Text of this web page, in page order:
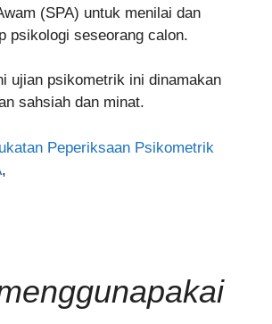
(SPA) untuk menilai dan
psikologi seseorang calon.
ujian psikometrik ini dinamakan
sahsiah dan minat.
Peperiksaan Psikometrik
,